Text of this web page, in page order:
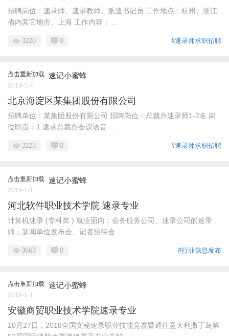
招聘岗位：速录师、速录教师、派遣书记员 工作地点：杭州、浙江
省内其它地市、上海 工作内容： ...
#速录师求职招聘
3220 0
点击重新加载 速记小蜜蜂
2019-1-4
北京海淀区某集团股份有限公司
招聘单位：某集团股份有限公司 招聘岗位：总裁办速录师1-2名 岗
位职责：1.速录总裁办会议语音 ...
#速录师求职招聘
3123 0
点击重新加载 速记小蜜蜂
2019-1-1
河北软件职业技术学院 速录专业
计算机速录 (专科类 ) 就业面向：会务服务公司、速录公司的速录
师；新闻单位发布会、记者招待会 ...
#行业信息发布
3663 0
点击重新加载 速记小蜜蜂
2019-1-1
安徽商贸职业技术学院速录专业
10月27日，2018全国文秘速录职业技能竞赛暨通往意大利撒丁岛第